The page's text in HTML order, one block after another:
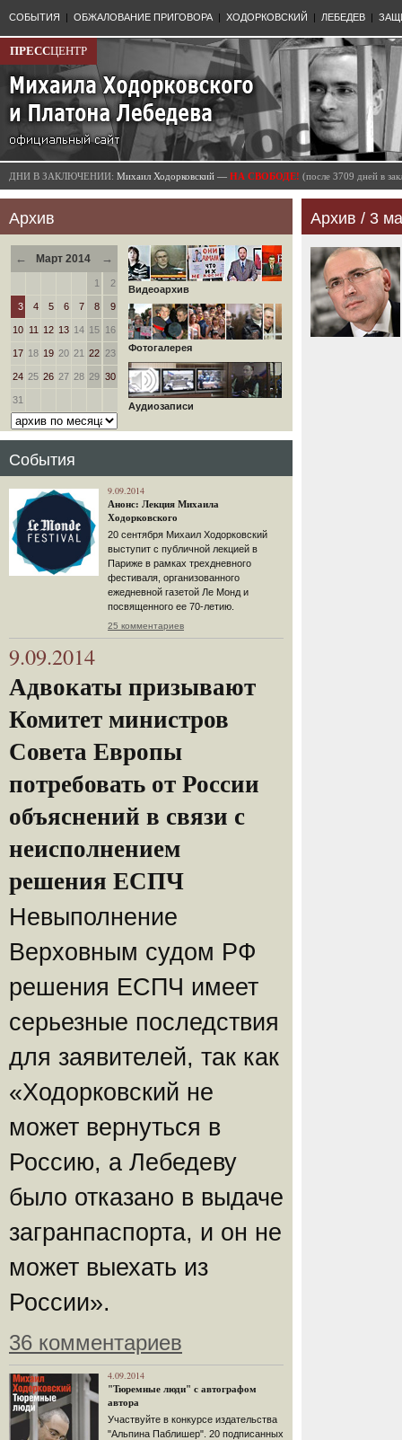
СОБЫТИЯ | ОБЖАЛОВАНИЕ ПРИГОВОРА | ХОДОРКОВСКИЙ | ЛЕБЕДЕВ |
ПРЕССЦЕНТР
ДНИ В ЗАКЛЮЧЕНИИ: Михаил Ходорковский — НА СВОБОДЕ! (после 3709 дней в
Архив
← Март 2014 →
1 2
3 4 5 6 7 8 9
10 11 12 13 14 15 16
17 18 19 20 21 22 23
24 25 26 27 28 29 30
31
Видеоархив
Фотогалерея
Аудиозаписи
События
9.09.2014
Анонс: Лекция Михаила
Ходорковского
20 сентября Михаил Ходорковский
выступит с публичной лекцией в
Париже в рамках трехдневного
фестиваля, организованного
ежедневной газетой Ле Монд и
посвященного ее 70-летию.
25 комментариев
9.09.2014
Адвокаты призывают
Комитет министров
Совета Европы
потребовать от России
объяснений в связи с
неисполнением
решения ЕСПЧ
Невыполнение
Верховным судом РФ
решения ЕСПЧ имеет
серьезные последствия
для заявителей, так как
«Ходорковский не
может вернуться в
Россию, а Лебедеву
было отказано в выдаче
загранпаспорта, и он не
может выехать из
России».
36 комментариев
4.09.2014
"Тюремные люди" с автографом
автора
Участвуйте в конкурсе издательства
"Альпина Паблишер". 20 подписанных
Архив / 3